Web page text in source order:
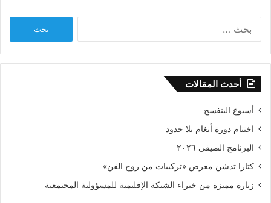
أحدث المقالات
أسبوع البنفسج
اختتام دورة أنغام بلا حدود
البرنامج الصيفي ٢٠٢٦
كتارا تدشن معرض «تركيبات من روح الفن»
زيارة مميزة من خبراء الشبكة الإقليمية للمسؤولية المجتمعية